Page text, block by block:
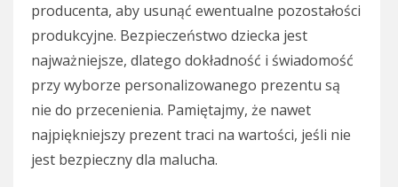
producenta, aby usunąć ewentualne pozostałości
produkcyjne. Bezpieczeństwo dziecka jest
najważniejsze, dlatego dokładność i świadomość
przy wyborze personalizowanego prezentu są
nie do przecenienia. Pamiętajmy, że nawet
najpiękniejszy prezent traci na wartości, jeśli nie
jest bezpieczny dla malucha.